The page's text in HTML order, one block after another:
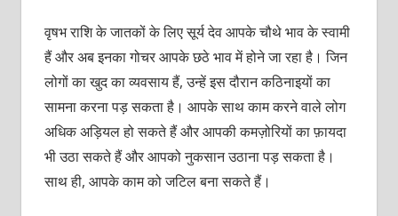
वृषभ राशि के जातकों के लिए सूर्य देव आपके चौथे भाव के स्वामी
हैं और अब इनका गोचर आपके छठे भाव में होने जा रहा है। जिन
लोगों का खुद का व्यवसाय हैं, उन्हें इस दौरान कठिनाइयों का
सामना करना पड़ सकता है। आपके साथ काम करने वाले लोग
अधिक अड़ियल हो सकते हैं और आपकी कमज़ोरियों का फ़ायदा
भी उठा सकते हैं और आपको नुकसान उठाना पड़ सकता है।
साथ ही, आपके काम को जटिल बना सकते हैं।